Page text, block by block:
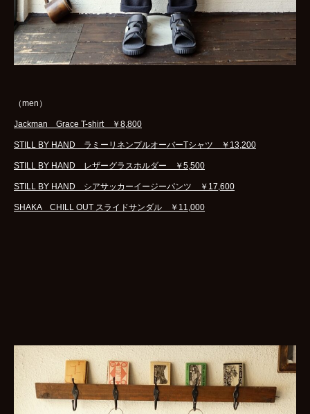
（men）
Jackman Grace T-shirt ￥8,800
STILL BY HAND ラミーリネンプルオーバーTシャツ ￥13,200
STILL BY HAND レザーグラスホルダー ￥5,500
STILL BY HAND シアサッカーイージーパンツ ￥17,600
SHAKA CHILL OUT スライドサンダル ￥11,000